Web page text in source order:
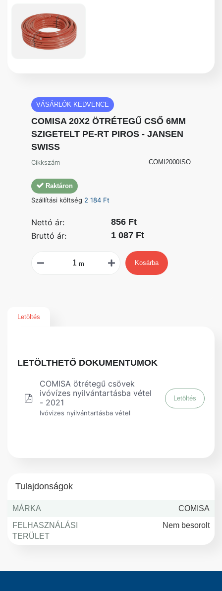
VÁSÁRLÓK KEDVENCE
COMISA 20X2 ÖTRÉTEGŰ CSŐ 6MM
SZIGETELT PE-RT PIROS - JANSEN
SWISS
Cikkszám COMI2000ISO
Raktáron
Szállítási költség 2 184 Ft
Nettó ár:
856 Ft
Bruttó ár:
1 087 Ft
m Kosárba
Letöltés
LETÖLTHETŐ DOKUMENTUMOK
COMISA ötrétegű csövek
ivóvízes nyilvántartásba vétel
- 2021
Ivóvizes nyilvántartásba vétel
Letöltés
Tulajdonságok
MÁRKA
COMISA
FELHASZNÁLÁSI
TERÜLET
Nem besorolt